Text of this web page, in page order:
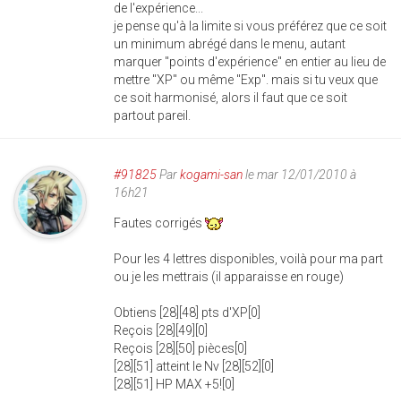
de l'expérience...
je pense qu'à la limite si vous préférez que ce soit
un minimum abrégé dans le menu, autant
marquer "points d'expérience" en entier au lieu de
mettre "XP" ou même "Exp". mais si tu veux que
ce soit harmonisé, alors il faut que ce soit
partout pareil.
#91825Parkogami-sanle mar 12/01/2010 à
16h21
Fautes corrigés
Pour les 4 lettres disponibles, voilà pour ma part
ou je les mettrais (il apparaisse en rouge)
Obtiens [28][48] pts d'XP[0]
Reçois [28][49][0]
Reçois [28][50] pièces[0]
[28][51] atteint le Nv [28][52][0]
[28][51] HP MAX +5![0]